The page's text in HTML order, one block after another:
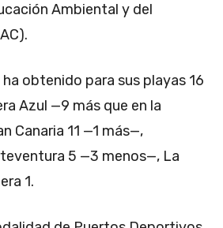
Ambiental y del
obtenido para sus playas 16
Azul —9 más que en la
Canaria 11 —1 más—,
5 —3 menos—, La
1.